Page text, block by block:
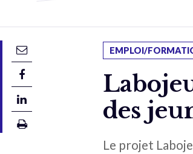
EMPLOI/
des
Le projet